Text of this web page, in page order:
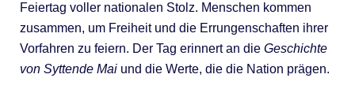
Feiertag voller nationalen Stolz. Menschen kommen
zusammen, um Freiheit und die Errungenschaften ihrer
Vorfahren zu feiern. Der Tag erinnert an die Geschichte
von Syttende Maiund die Werte, die die Nation prägen.